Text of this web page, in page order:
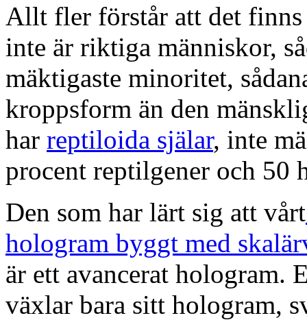
Allt fler förstår att det finns
inte är riktiga människor,
mäktigaste minoritet,
kroppsform än den
har reptiloida själar, inte
procent reptilgener och 50
Den som har lärt sig att vårt
hologram byggt med
är ett avancerat hologram.
växlar bara sitt hologram,